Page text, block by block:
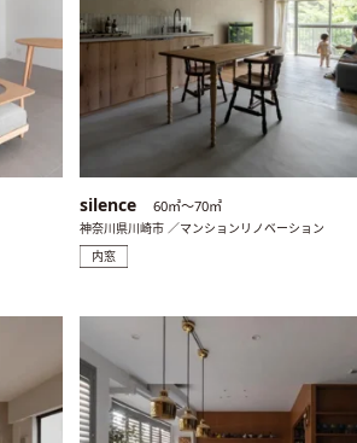
silence 60㎡〜70㎡
神奈川県川崎市 ／マンションリノベーション
内窓